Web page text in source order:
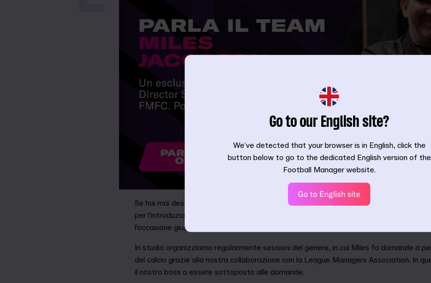
Se hai mai desiderato saperne di più su come vengono sviluppati i nostri giochi, sui
per l'introduzione di nuove funzioni, sui segreti del database di Football Manager e
l'occasione giusta per avere le risposte che cerchi.
In studio organizziamo regolarmente sessioni del genere, in cui Miles fa domande a
del calcio grazie alla nostra collaborazione con la League Managers Association. In
il nostro boss a essere sottoposto alle domande.
Go to our English site?
We’ve detected that your browser is in English, click the
button below to go to the dedicated English version of the
Football Manager website.
Go to English site